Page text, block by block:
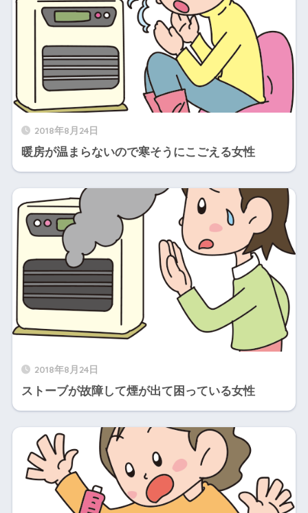
2018年8月24日
暖房が温まらないので寒そうにこごえる女性
2018年8月24日
ストーブが故障して煙が出て困っている女性